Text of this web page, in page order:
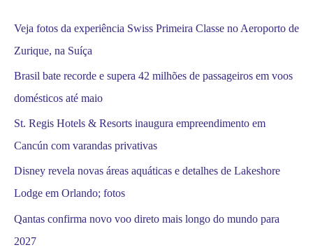
Veja fotos da experiência Swiss Primeira Classe no Aeroporto de
Zurique, na Suíça
Brasil bate recorde e supera 42 milhões de passageiros em voos
domésticos até maio
St. Regis Hotels & Resorts inaugura empreendimento em
Cancún com varandas privativas
Disney revela novas áreas aquáticas e detalhes de Lakeshore
Lodge em Orlando; fotos
Qantas confirma novo voo direto mais longo do mundo para
2027